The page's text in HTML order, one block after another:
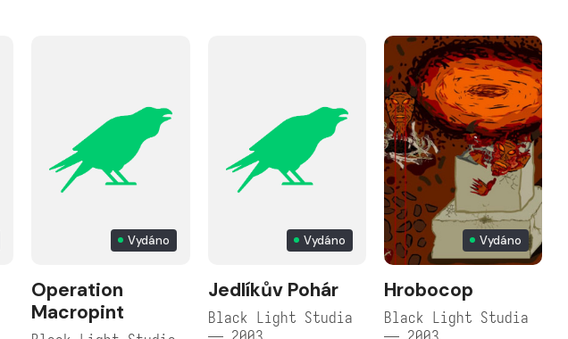
Vydáno
Operation
Macropint
Vydáno
Jedlíkův Pohár
Black Light Studia
Vydáno
Hrobocop
Black Light Studia